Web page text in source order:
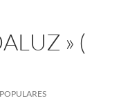
» (